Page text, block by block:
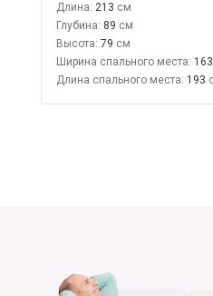
Длина: 213
Глубина: 89
Высота: 79
Ширина спального места: 163
Длина спального места: 193